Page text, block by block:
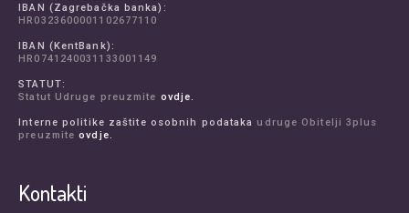
IBAN (Zagrebačka banka):
HR0323600001102677110
IBAN (KentBank):
HR0741240031133001149
STATUT:
Statut Udruge preuzmite ovdje.
Interne politike zaštite osobnih podataka udruge Obitelji 3plus
preuzmiteovdje.
Kontakti